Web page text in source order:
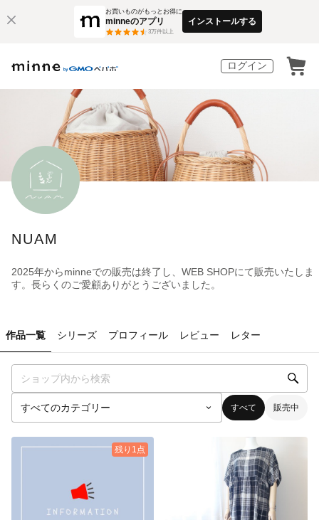
お買いものがもっとお得に
minneのアプリ
3万件以上
インストールする
ログイン
NUAM
2025年からminneでの販売は終了し、WEB SHOPにて販売いたしま
す。長らくのご愛顧ありがとうございました。
作品一覧 シリーズ プロフィール レビュー レター
すべて 販売中
残り1点